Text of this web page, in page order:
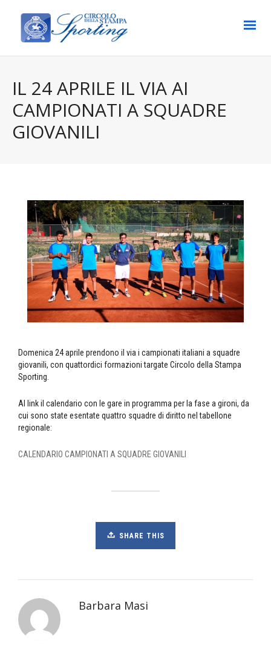
IL 24 APRILE IL VIA AI
CAMPIONATI A SQUADRE
GIOVANILI
Domenica 24 aprile prendono il via i campionati italiani a squadre
giovanili, con quattordici formazioni targate Circolo della Stampa
Sporting.
Al link il calendario con le gare in programma per la fase a gironi, da
cui sono state esentate quattro squadre di diritto nel tabellone
regionale:
CALENDARIO CAMPIONATI A SQUADRE GIOVANILI
SHARE THIS
Barbara Masi